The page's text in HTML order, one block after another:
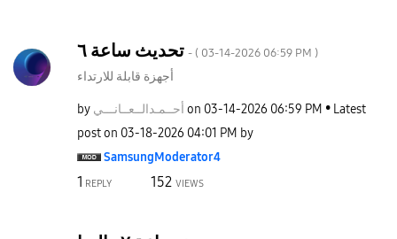
تحديث ساعة ٦ - ( ‎03-14-2026 06:59 PM )
أجهزة قابلة للارتداء
by أحــمـدالــعــانـــي on ‎03-14-2026 06:59 PM
Latest
post on ‎03-18-2026 04:01 PM by
SamsungModerator4
1 REPLY 152 VIEWS